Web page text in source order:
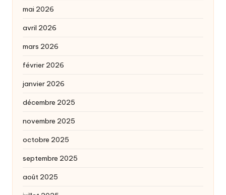
mai 2026
avril 2026
mars 2026
février 2026
janvier 2026
décembre 2025
novembre 2025
octobre 2025
septembre 2025
août 2025